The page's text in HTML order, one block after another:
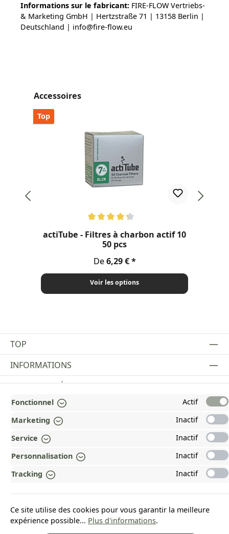
Informations sur le fabricant: FIRE-FLOW Vertriebs-
& Marketing GmbH | Hertzstraße 71 | 13158 Berlin |
Deutschland | info@fire-flow.eu
Ignorer la galerie de produits
Accessoires
Top
actiTube - Filtres à charbon actif 10
50 pcs
Prix régulier :
De6,29 €
Voir les options
TOP
Revoke a contract
INFORMATIONS
MENTIONS LÉGALES
PAYMENT AND SHIPPING METHODS
RÉCOMPENSÉ ET CERTIFIÉ !
OUR COMMUNITIES
Fonctionnel
Actif
Marketing
Inactif
Service
Inactif
Personnalisation
Inactif
Tracking
Inactif
Ce site utilise des cookies pour vous garantir la meilleure
expérience possible... Plus d'informations.